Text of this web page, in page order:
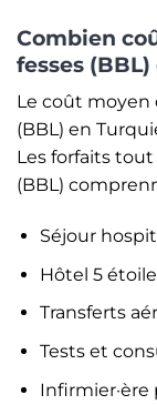
Combien
fesses
Le coût moyen
(BBL) en
Les forfaits
(BBL)
Séjour
Hôtel 5
Transferts
Tests et
Infirmier·ère